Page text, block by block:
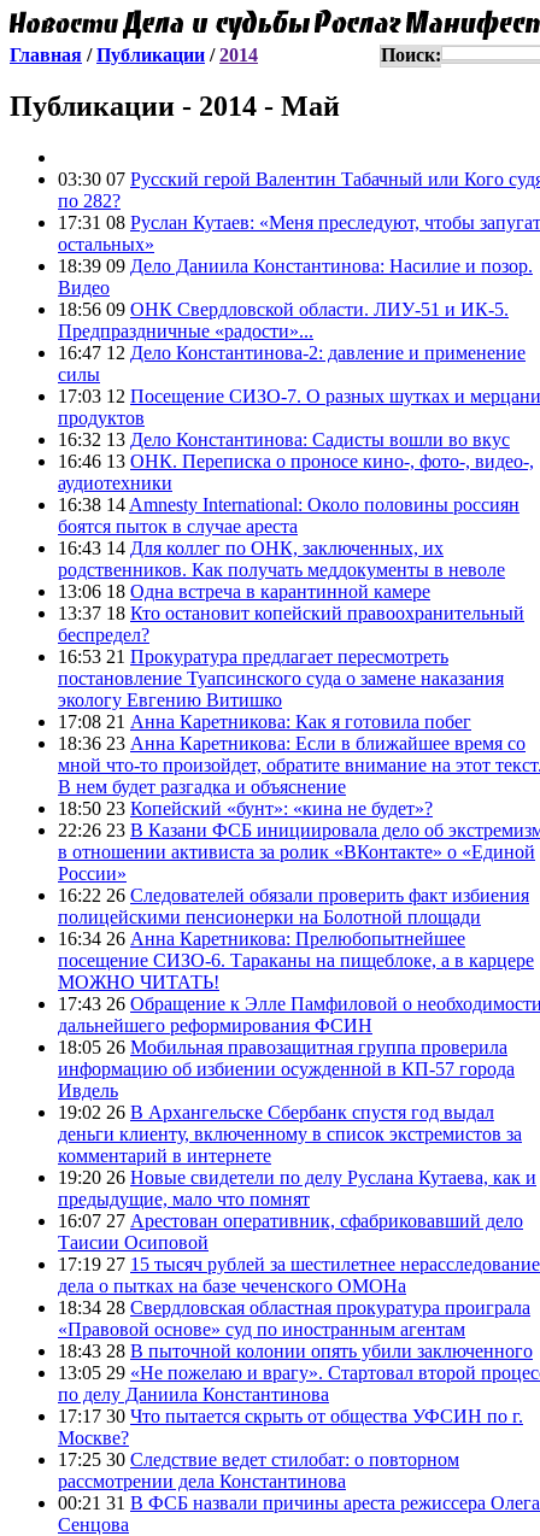
Главная /Публикации /2014 Поиск:
Публикации - 2014 - Май
03:30 07 Русский герой Валентин Табачный или Кого
по 282?
17:31 08 Руслан Кутаев: «Меня преследуют, чтобы
остальных»
18:39 09 Дело Даниила Константинова: Насилие и позор.
Видео
18:56 09 ОНК Свердловской области. ЛИУ-51 и ИК-5.
Предпраздничные «радости»...
16:47 12 Дело Константинова-2: давление и применение
силы
17:03 12 Посещение СИЗО-7. О разных шутках и
продуктов
16:32 13 Дело Константинова: Садисты вошли во вкус
16:46 13 ОНК. Переписка о проносе кино-, фото-, видео-,
аудиотехники
16:38 14 Amnesty International: Около половины россиян
боятся пыток в случае ареста
16:43 14 Для коллег по ОНК, заключенных, их
родственников. Как получать меддокументы в неволе
13:06 18 Одна встреча в карантинной камере
13:37 18 Кто остановит копейский правоохранительный
беспредел?
16:53 21 Прокуратура предлагает пересмотреть
постановление Туапсинского суда о замене наказания
экологу Евгению Витишко
17:08 21 Анна Каретникова: Как я готовила побег
18:36 23 Анна Каретникова: Если в ближайшее время со
мной что-то произойдет, обратите внимание на этот
В нем будет разгадка и объяснение
18:50 23 Копейский «бунт»: «кина не будет»?
22:26 23 В Казани ФСБ инициировала дело об
в отношении активиста за ролик «ВКонтакте» о «Единой
России»
16:22 26 Следователей обязали проверить факт избиения
полицейскими пенсионерки на Болотной площади
16:34 26 Анна Каретникова: Прелюбопытнейшее
посещение СИЗО-6. Тараканы на пищеблоке, а в карцере
МОЖНО ЧИТАТЬ!
17:43 26 Обращение к Элле Памфиловой о
дальнейшего реформирования ФСИН
18:05 26 Мобильная правозащитная группа проверила
информацию об избиении осужденной в КП-57 города
Ивдель
19:02 26 В Архангельске Сбербанк спустя год выдал
деньги клиенту, включенному в список экстремистов за
комментарий в интернете
19:20 26 Новые свидетели по делу Руслана Кутаева, как и
предыдущие, мало что помнят
16:07 27 Арестован оперативник, сфабриковавший дело
Таисии Осиповой
17:19 27 15 тысяч рублей за шестилетнее нерасследование
дела о пытках на базе чеченского ОМОНа
18:34 28 Свердловская областная прокуратура проиграла
«Правовой основе» суд по иностранным агентам
18:43 28 В пыточной колонии опять убили заключенного
13:05 29 «Не пожелаю и врагу». Стартовал второй
по делу Даниила Константинова
17:17 30 Что пытается скрыть от общества УФСИН по г.
Москве?
17:25 30 Следствие ведет стилобат: о повторном
рассмотрении дела Константинова
00:21 31 В ФСБ назвали причины ареста режиссера Олега
Сенцова